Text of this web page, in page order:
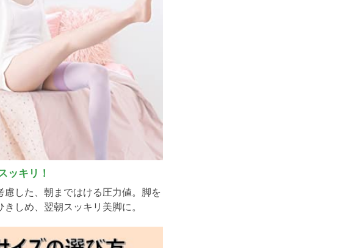
ッキリ！
慮した、朝まではける圧力値。脚を
きしめ、翌朝スッキリ美脚に。